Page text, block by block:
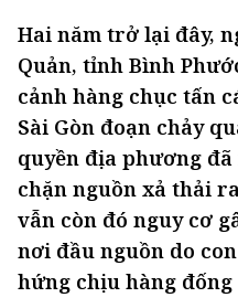
Hai năm trở lại đây,
Quản, tỉnh Bình
cảnh hàng chục tấn
Sài Gòn đoạn chảy
quyền địa phương
chặn nguồn xả thải
vẫn còn đó nguy cơ
nơi đầu nguồn do
hứng chịu hàng